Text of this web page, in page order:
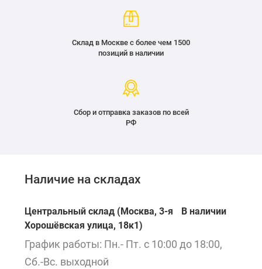
Склад в Москве с более чем 1500
позиций в наличии
Сбор и отправка заказов по всей
РФ
Наличие на складах
Центральный склад (Москва, 3-я
Хорошёвская улица, 18к1)
В наличии
График работы: Пн.- Пт. с 10:00 до 18:00,
Сб.-Вс. выходной